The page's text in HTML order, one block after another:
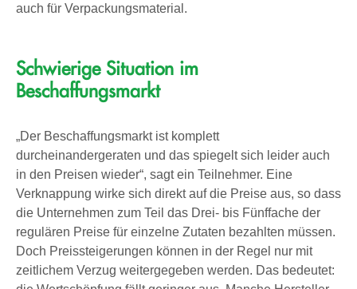
auch für Verpackungsmaterial.
Schwierige Situation im
Beschaffungsmarkt
„Der Beschaffungsmarkt ist komplett
durcheinandergeraten und das spiegelt sich leider auch
in den Preisen wieder“, sagt ein Teilnehmer. Eine
Verknappung wirke sich direkt auf die Preise aus, so dass
die Unternehmen zum Teil das Drei- bis Fünffache der
regulären Preise für einzelne Zutaten bezahlten müssen.
Doch Preissteigerungen können in der Regel nur mit
zeitlichem Verzug weitergegeben werden. Das bedeutet: